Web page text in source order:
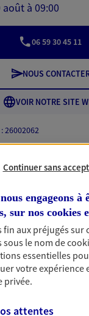
à 09:00
06 59 30 45 11
NOUS
VOIR NOTRE SITE
26002062
général d'assurance
& Patrimoine
à 09:00
Continuer sans
engageons à
sur nos cookies
fin aux préjugés sur
sous le nom de
essentielles
votre expérience
privée.
attentes